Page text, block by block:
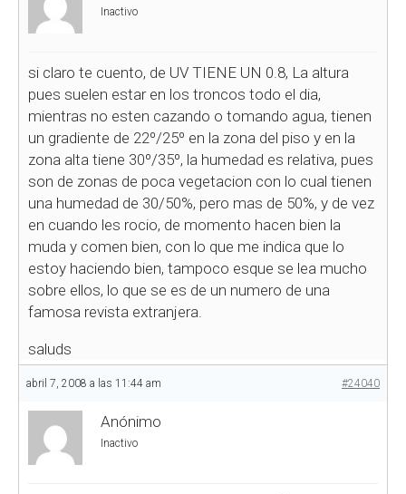
Inactivo
si claro te cuento, de UV TIENE UN 0.8, La altura
pues suelen estar en los troncos todo el dia,
mientras no esten cazando o tomando agua, tienen
un gradiente de 22º/25º en la zona del piso y en la
zona alta tiene 30º/35º, la humedad es relativa, pues
son de zonas de poca vegetacion con lo cual tienen
una humedad de 30/50%, pero mas de 50%, y de vez
en cuando les rocio, de momento hacen bien la
muda y comen bien, con lo que me indica que lo
estoy haciendo bien, tampoco esque se lea mucho
sobre ellos, lo que se es de un numero de una
famosa revista extranjera.
saluds
abril 7, 2008 a las 11:44 am #24040
Anónimo
Inactivo